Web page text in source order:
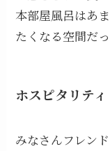
本部屋風呂はあ
たくなる空間だっ
ホスピタリテ
みなさんフレン